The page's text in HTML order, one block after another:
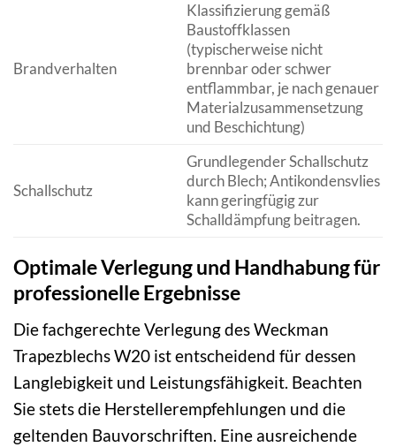
Brandverhalten
Klassifizierung gemäß
Baustoffklassen
(typischerweise nicht
brennbar oder schwer
entflammbar, je nach genauer
Materialzusammensetzung
und Beschichtung)
Schallschutz
Grundlegender Schallschutz
durch Blech; Antikondensvlies
kann geringfügig zur
Schalldämpfung beitragen.
Optimale Verlegung und Handhabung für
professionelle Ergebnisse
Die fachgerechte Verlegung des Weckman
Trapezblechs W20 ist entscheidend für dessen
Langlebigkeit und Leistungsfähigkeit. Beachten
Sie stets die Herstellerempfehlungen und die
geltenden Bauvorschriften. Eine ausreichende